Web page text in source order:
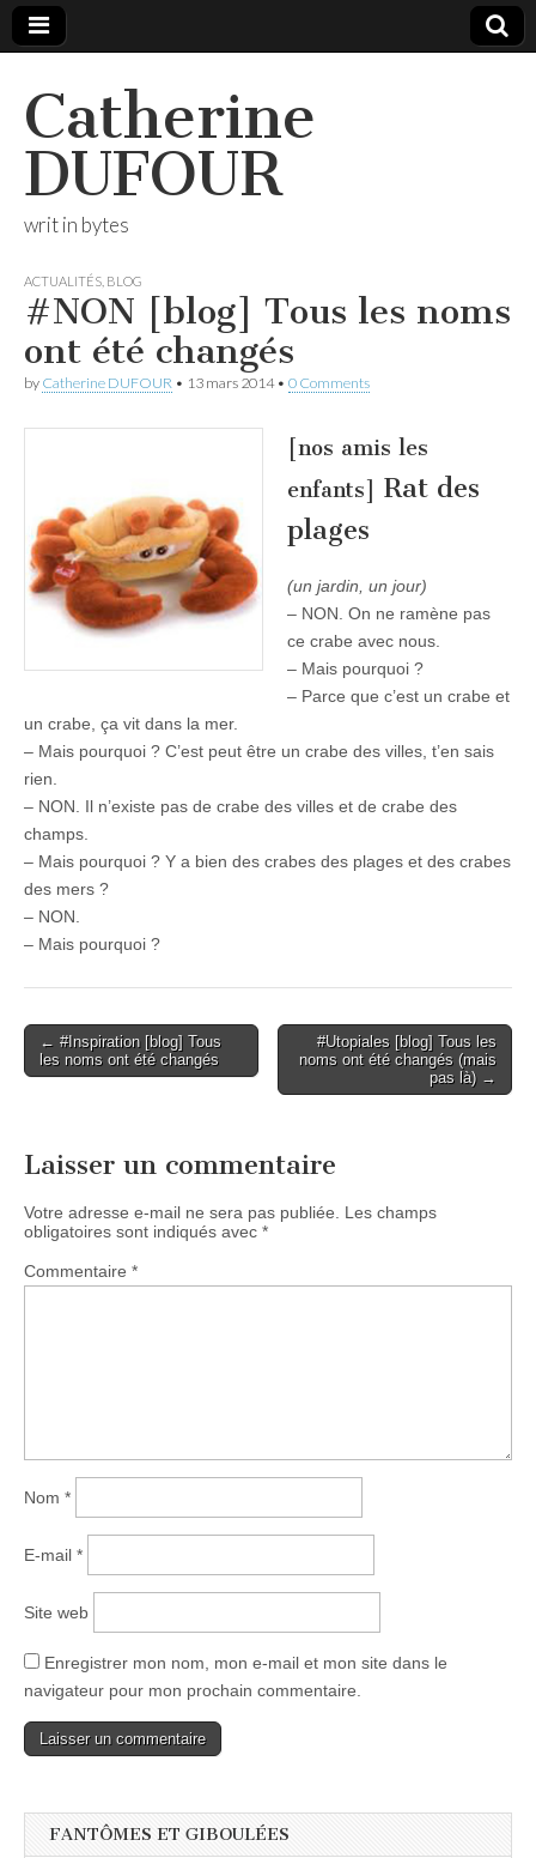
Catherine
DUFOUR
writ in bytes
ACTUALITÉS BLOG
#NON [blog] Tous les noms
ont été changés
by Catherine DUFOUR • 13 mars 2014• 0 Comments
[nos amis les
enfants]
Rat des
plages
(un jardin, un jour)
– NON. On ne ramène pas
ce crabe avec nous.
– Mais pourquoi ?
– Parce que c’est un crabe et
un crabe, ça vit dans la mer.
– Mais pourquoi ? C’est peut être un crabe des villes, t’en sais
rien.
– NON. Il n’existe pas de crabe des villes et de crabe des
champs.
– Mais pourquoi ? Y a bien des crabes des plages et des crabes
des mers ?
– NON.
– Mais pourquoi ?
Post
navigation
← #Inspiration [blog] Tous
les noms ont été changés
#Utopiales [blog] Tous les
noms ont été changés (mais
pas là) →
Laisser un commentaire
Votre adresse e-mail ne sera pas publiée.
Les champs
obligatoires sont indiqués avec *
Commentaire *
Nom *
E-mail *
Site web
Enregistrer mon nom, mon e-mail et mon site dans le
navigateur pour mon prochain commentaire.
FANTÔMES ET GIBOULÉES